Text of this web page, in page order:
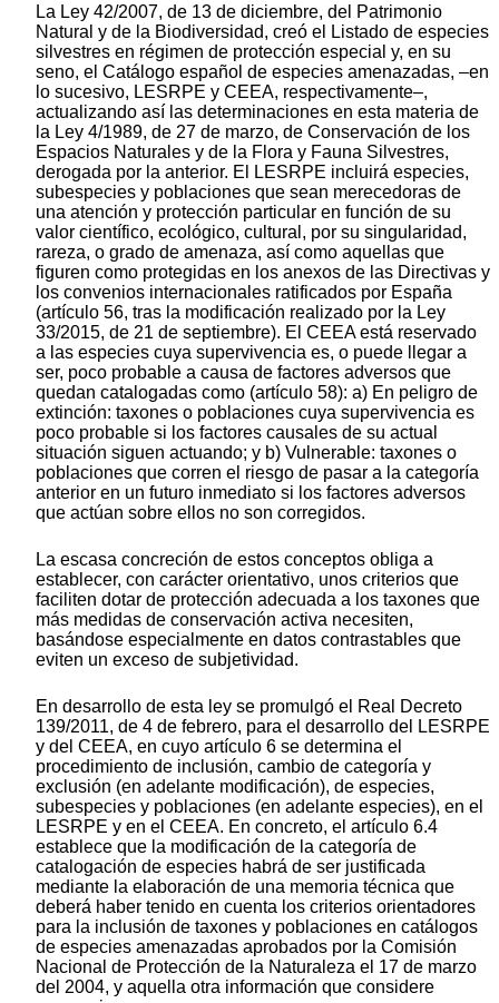
La Ley 42/2007, de 13 de diciembre, del Patrimonio
Natural y de la Biodiversidad, creó el Listado de especies
silvestres en régimen de protección especial y, en su
seno, el Catálogo español de especies amenazadas, –en
lo sucesivo, LESRPE y CEEA, respectivamente–,
actualizando así las determinaciones en esta materia de
la Ley 4/1989, de 27 de marzo, de Conservación de los
Espacios Naturales y de la Flora y Fauna Silvestres,
derogada por la anterior. El LESRPE incluirá especies,
subespecies y poblaciones que sean merecedoras de
una atención y protección particular en función de su
valor científico, ecológico, cultural, por su singularidad,
rareza, o grado de amenaza, así como aquellas que
figuren como protegidas en los anexos de las Directivas y
los convenios internacionales ratificados por España
(artículo 56, tras la modificación realizado por la Ley
33/2015, de 21 de septiembre). El CEEA está reservado
a las especies cuya supervivencia es, o puede llegar a
ser, poco probable a causa de factores adversos que
quedan catalogadas como (artículo 58): a) En peligro de
extinción: taxones o poblaciones cuya supervivencia es
poco probable si los factores causales de su actual
situación siguen actuando; y b) Vulnerable: taxones o
poblaciones que corren el riesgo de pasar a la categoría
anterior en un futuro inmediato si los factores adversos
que actúan sobre ellos no son corregidos.
La escasa concreción de estos conceptos obliga a
establecer, con carácter orientativo, unos criterios que
faciliten dotar de protección adecuada a los taxones que
más medidas de conservación activa necesiten,
basándose especialmente en datos contrastables que
eviten un exceso de subjetividad.
En desarrollo de esta ley se promulgó el Real Decreto
139/2011, de 4 de febrero, para el desarrollo del LESRPE
y del CEEA, en cuyo artículo 6 se determina el
procedimiento de inclusión, cambio de categoría y
exclusión (en adelante modificación), de especies,
subespecies y poblaciones (en adelante especies), en el
LESRPE y en el CEEA. En concreto, el artículo 6.4
establece que la modificación de la categoría de
catalogación de especies habrá de ser justificada
mediante la elaboración de una memoria técnica que
deberá haber tenido en cuenta los criterios orientadores
para la inclusión de taxones y poblaciones en catálogos
de especies amenazadas aprobados por la Comisión
Nacional de Protección de la Naturaleza el 17 de marzo
del 2004, y aquella otra información que considere